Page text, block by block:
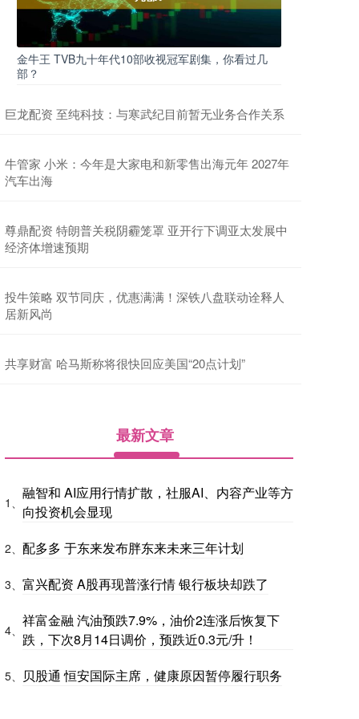
金牛王 TVB九十年代10部收视冠军剧集，你看过几
部？
巨龙配资 至纯科技：与寒武纪目前暂无业务合作关系
牛管家 小米：今年是大家电和新零售出海元年 2027年
汽车出海
尊鼎配资 特朗普关税阴霾笼罩 亚开行下调亚太发展中
经济体增速预期
投牛策略 双节同庆，优惠满满！深铁八盘联动诠释人
居新风尚
共享财富 哈马斯称将很快回应美国“20点计划”
最新文章
1、
融智和 AI应用行情扩散，社服AI、内容产业等方
向投资机会显现
2、 配多多 于东来发布胖东来未来三年计划
3、 富兴配资 A股再现普涨行情 银行板块却跌了
4、
祥富金融 汽油预跌7.9%，油价2连涨后恢复下
跌，下次8月14日调价，预跌近0.3元/升！
5、 贝股通 恒安国际主席，健康原因暂停履行职务